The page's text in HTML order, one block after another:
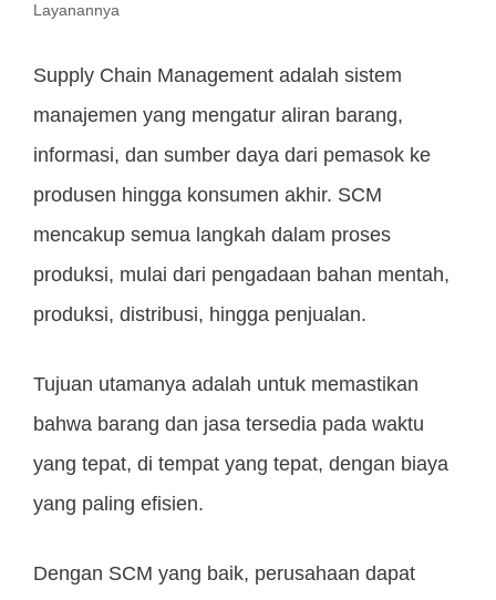
Layanannya
Supply Chain Management adalah sistem
manajemen yang mengatur aliran barang,
informasi, dan sumber daya dari pemasok ke
produsen hingga konsumen akhir. SCM
mencakup semua langkah dalam proses
produksi, mulai dari pengadaan bahan mentah,
produksi, distribusi, hingga penjualan.
Tujuan utamanya adalah untuk memastikan
bahwa barang dan jasa tersedia pada waktu
yang tepat, di tempat yang tepat, dengan biaya
yang paling efisien.
Dengan SCM yang baik, perusahaan dapat